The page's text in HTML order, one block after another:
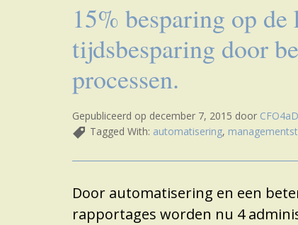
15% besparing op de
tijdsbesparing door
processen.
Gepubliceerd op december 7, 2015 door
Tagged With: automatisering,
Door automatisering en een
rapportages worden nu 4